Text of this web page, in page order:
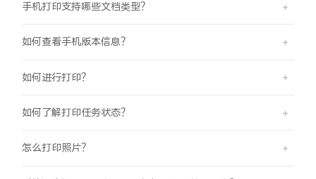
手机打印支持哪些文档类型？
如何查看手机版本信息？
如何进行打印？
如何了解打印任务状态？
怎么打印照片？